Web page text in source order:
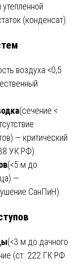
утепленной
(конденсат).
воздуха <0,5
(сечение <
— критический
УК РФ).
(<5 м до
—
СанПиН).
(<3 м до дачного
(ст. 222 ГК РФ